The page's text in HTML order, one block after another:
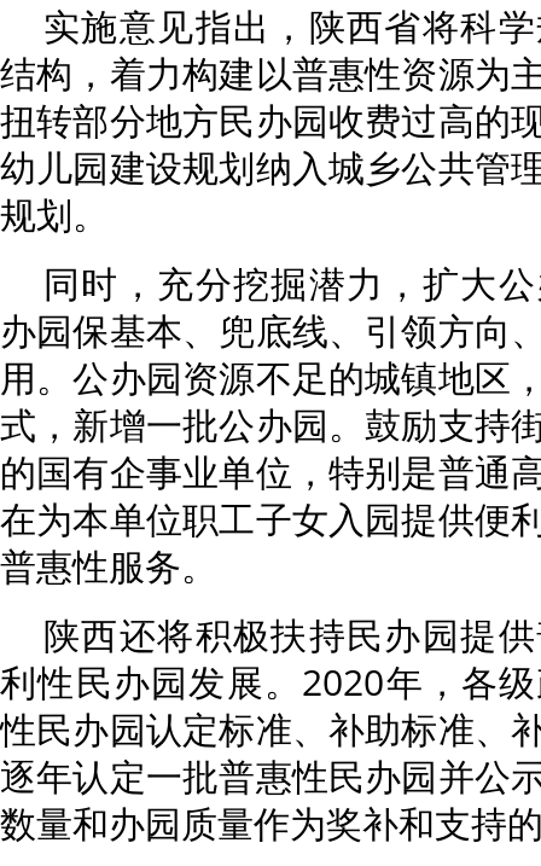
实施意见指出，陕西省将科
结构，着力构建以普惠性资源为
扭转部分地方民办园收费过高的
幼儿园建设规划纳入城乡公共管
规划。
同时，充分挖掘潜力，扩大
办园保基本、兜底线、引领方向
用。公办园资源不足的城镇地区
式，新增一批公办园。鼓励支持
的国有企事业单位，特别是普通
在为本单位职工子女入园提供便
普惠性服务。
陕西还将积极扶持民办园提
利性民办园发展。2020年，各
性民办园认定标准、补助标准、
逐年认定一批普惠性民办园并公
数量和办园质量作为奖补和支持